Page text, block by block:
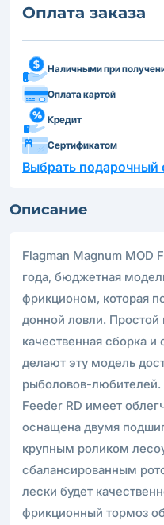
Оплата заказа
Наличными при
Оплата картой
Кредит
Сертификатом
Выбрать подарочный
Описание
Flagman Magnum MOD
года, бюджетная
фрикционом, которая
донной ловли.
качественная сборка
делают эту модель
рыболовов-любителей.
Feeder RD имеет
оснащена двумя
крупным роликом
сбалансированным
лески будет
фрикционный тормоз